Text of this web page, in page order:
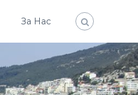
За Нас